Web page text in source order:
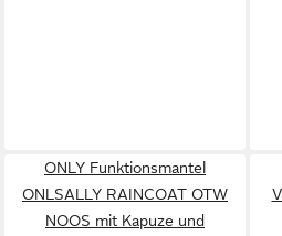
ONLY Funktionsmantel
ONLSALLY RAINCOAT OTW
NOOS mit Kapuze und